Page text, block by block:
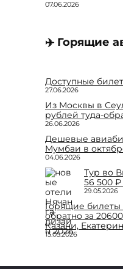
07.06.2026
✈️ Горящие
Доступные
27.06.2026
Из Москвы в
рублей туда-
26.06.2026
Дешевые
Мумбаи в
04.06.2026
Тур во
56 500 ₽
29.05.2026
Горящие билеты
обратно за
Казани,
15.05.2026